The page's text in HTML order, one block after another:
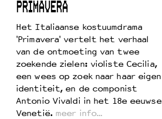
PRIMAVERA
Het Italiaanse kostuumdrama
'Primavera' vertelt het verhaal
van de ontmoeting van twee
zoekende zielen: violiste Cecilia,
een wees op zoek naar haar eigen
identiteit, en de componist
Antonio Vivaldi in het 18e eeuwse
Venetië. meer info…